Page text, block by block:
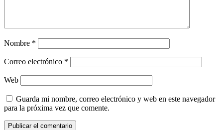
Nombre *
Correo electrónico *
Web
Guarda mi nombre, correo electrónico y web en este navegador
para la próxima vez que comente.